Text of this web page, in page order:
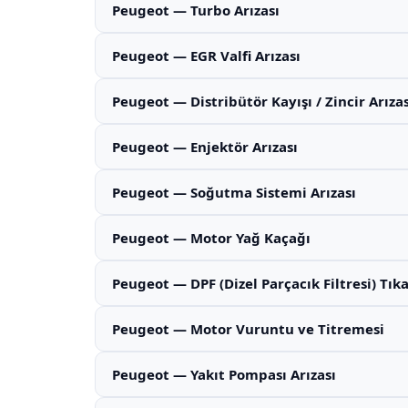
Peugeot — Turbo Arızası
Peugeot — EGR Valfi Arızası
Peugeot — Distribütör Kayışı / Zincir
Peugeot — Enjektör Arızası
Peugeot — Soğutma Sistemi Arızası
Peugeot — Motor Yağ Kaçağı
Peugeot — DPF (Dizel Parçacık Filtresi)
Peugeot — Motor Vuruntu ve Titremesi
Peugeot — Yakıt Pompası Arızası